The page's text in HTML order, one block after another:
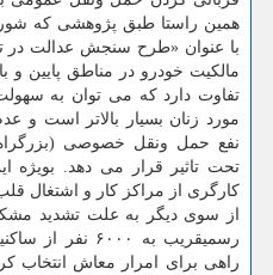
با عنوان «طرح سنجش عدالت در
تفاوت دارد كه می توان به
مورد زنان بسیار بالاتر است و
نفع حمل ونقل خصوصی
تحت تاثیر قرار می دهد. بویژه
كارگری از مراكز كار و اشتغال
از سوی دیگر به علت تشدید
رسمیقریب به
راهی برای امرار معاش انتخاب